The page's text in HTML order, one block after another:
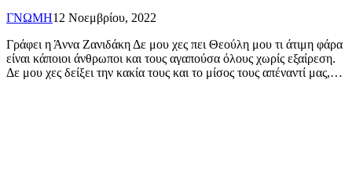
ΓΝΩΜΗ12 Νοεμβρίου, 2022
Γράφει η Άννα Ζανιδάκη Δε μου χες πει Θεούλη μου τι άτιμη φάρα
είναι κάποιοι άνθρωποι και τους αγαπούσα όλους χωρίς εξαίρεση.
Δε μου χες δείξει την κακία τους και το μίσος τους απέναντί μας,…